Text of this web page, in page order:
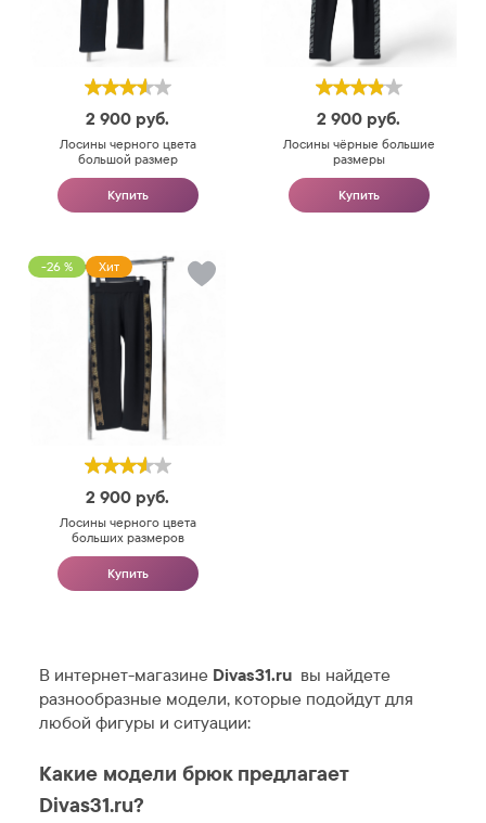
2 900 руб.
Лосины черного цвета
большой размер
Купить
2 900 руб.
Лосины чёрные большие
размеры
Купить
-26 % Хит
2 900 руб.
Лосины черного цвета
больших размеров
Купить
В интернет-магазине Divas31.ru вы найдете
разнообразные модели, которые подойдут для
любой фигуры и ситуации:
Какие модели брюк предлагает
Divas31.ru?